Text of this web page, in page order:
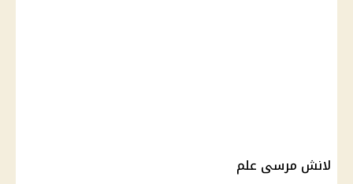
لانش مرسى علم